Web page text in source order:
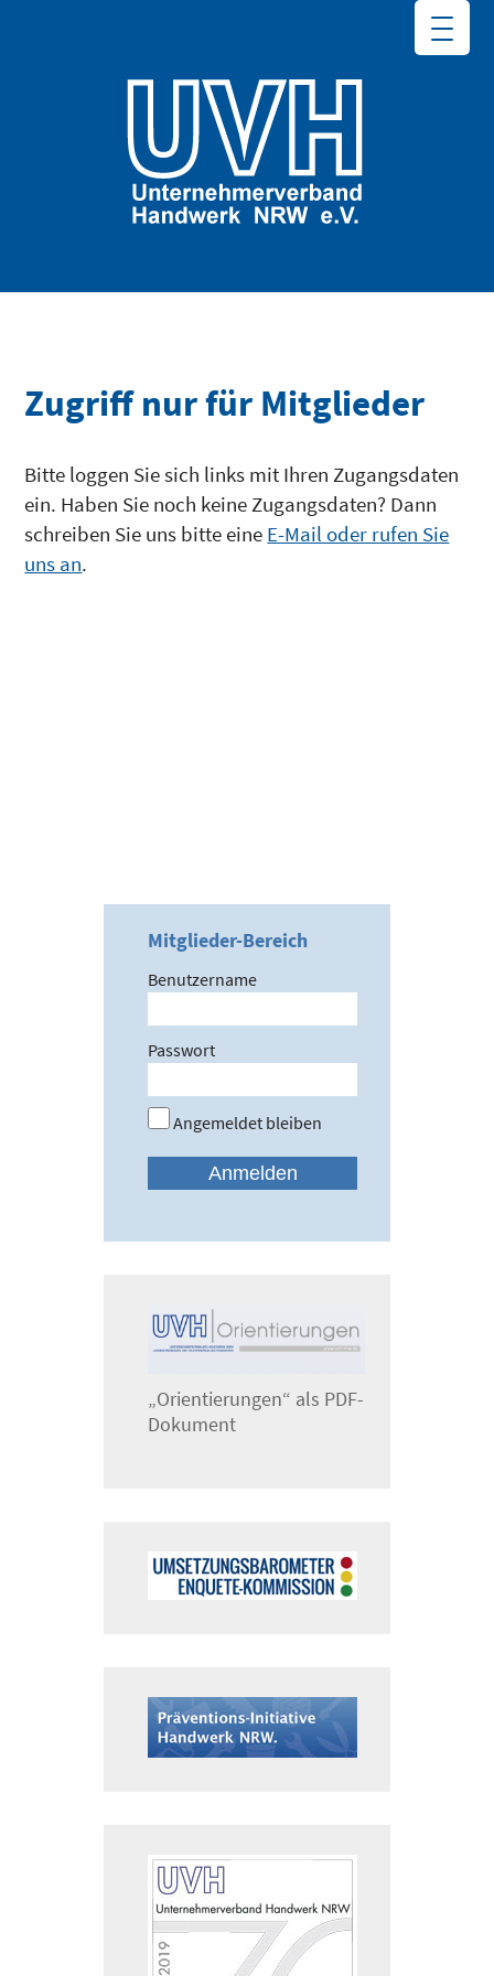
Zugriff nur für Mitglieder
Bitte loggen Sie sich links mit Ihren Zugangsdaten
ein. Haben Sie noch keine Zugangsdaten? Dann
schreiben Sie uns bitte eine E-Mail oder rufen Sie
uns an.
Mitglieder-Bereich
Benutzername
Passwort
Angemeldet bleiben
„Orientierungen“ als PDF-
Dokument